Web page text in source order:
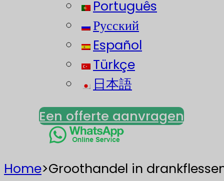
Português
Русский
Español
Türkçe
日本語
Een offerte aanvragen
Home>Groothandel in